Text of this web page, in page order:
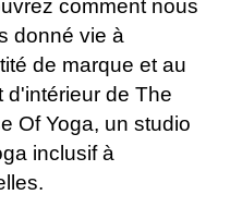
comment nous
donné vie à
de marque et au
d'intérieur de The
Of Yoga, un studio
inclusif à